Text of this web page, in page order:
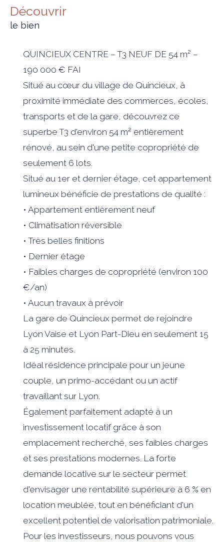
découvrir
le bien
QUINCIEUX CENTRE – T3 NEUF DE 54 m² –
190 000 € FAI
Situé au cœur du village de Quincieux, à
proximité immédiate des commerces, écoles,
transports et de la gare, découvrez ce
superbe T3 d'environ 54 m² entièrement
rénové, au sein d'une petite copropriété de
seulement 6 lots.
Situé au 1er et dernier étage, cet appartement
lumineux bénéficie de prestations de qualité :
• Appartement entièrement neuf
• Climatisation réversible
• Très belles finitions
• Dernier étage
• Faibles charges de copropriété (environ 100
€/an)
• Aucun travaux à prévoir
La gare de Quincieux permet de rejoindre
Lyon Vaise et Lyon Part-Dieu en seulement 15
à 25 minutes.
Idéal résidence principale pour un jeune
couple, un primo-accédant ou un actif
travaillant sur Lyon.
Également parfaitement adapté à un
investissement locatif grâce à son
emplacement recherché, ses faibles charges
et ses prestations modernes. La forte
demande locative sur le secteur permet
d'envisager une rentabilité supérieure à 6 % en
location meublée, tout en bénéficiant d'un
excellent potentiel de valorisation patrimoniale.
Pour les investisseurs, nous pouvons vous